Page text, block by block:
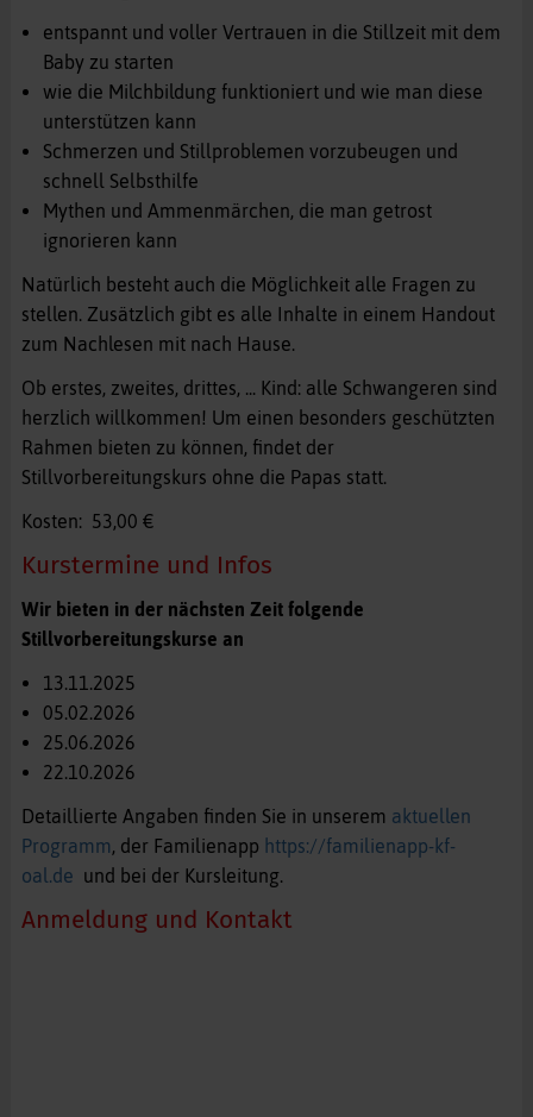
entspannt und voller Vertrauen in die Stillzeit mit dem
Baby zu starten
wie die Milchbildung funktioniert und wie man diese
unterstützen kann
Schmerzen und Stillproblemen vorzubeugen und
schnell Selbsthilfe
Mythen und Ammenmärchen, die man getrost
ignorieren kann
Natürlich besteht auch die Möglichkeit alle Fragen zu
stellen. Zusätzlich gibt es alle Inhalte in einem Handout
zum Nachlesen mit nach Hause.
Ob erstes, zweites, drittes, ... Kind: alle Schwangeren sind
herzlich willkommen! Um einen besonders geschützten
Rahmen bieten zu können, findet der
Stillvorbereitungskurs ohne die Papas statt.
Kosten: 53,00 €
Kurstermine und Infos
Wir bieten in der nächsten Zeit folgende
Stillvorbereitungskurse an
13.11.2025
05.02.2026
25.06.2026
22.10.2026
Detaillierte Angaben finden Sie in unserem aktuellen
Programm , der Familienapp https://familienapp-kf-
oal.de und bei der Kursleitung.
Anmeldung und Kontakt